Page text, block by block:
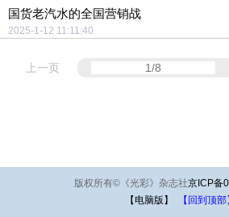
国货老汽水的全国营销战
2025-1-12 11:11:40
上一页
版权所有© 《光彩》杂志社京ICP备
【电脑版】
【回到顶部